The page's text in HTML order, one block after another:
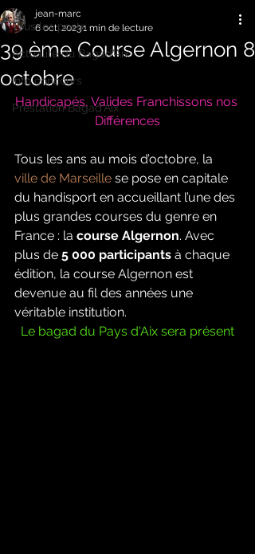
Tous les posts
Actualité du Bagad'Aix
Info concours
Prestation Bagad'Aix
39 ème Course Algernon 8
octobre
jean-marc
6 oct. 20231 min de lecture
Handicapés, Valides Franchissons nos
Différences
Tous les ans au mois d’octobre, la
ville de Marseille se pose en capitale
du handisport en accueillant l’une des
plus grandes courses du genre en
France : la course Algernon. Avec
plus de 5 000 participants à chaque
édition, la course Algernon est
devenue au fil des années une
véritable institution.
Le bagad du Pays d'Aix sera présent